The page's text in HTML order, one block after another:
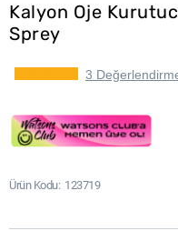
Kalyon Oje
Sprey
3
Ürün Kodu 123719